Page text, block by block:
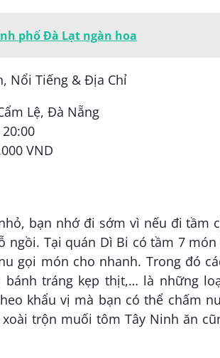
phố Đà Lạt ngàn hoa
Lệ, Đà Nẵng
VND
bạn nhớ đi sớm vì nếu đi tầm
ngồi. Tại quán Dì Bi có tầm 7
gọi món cho nhanh. Trong đó
tráng kẹp thịt,… là những
khẩu vị mà bạn có thể chấm
trộn muối tôm Tây Ninh ăn